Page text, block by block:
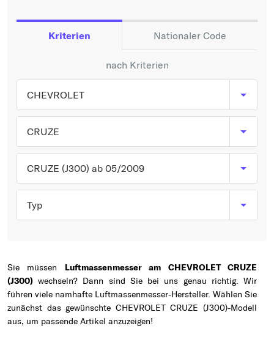
Typ wählen
Kriterien Nationaler Code
nach Kriterien
CHEVROLET
CRUZE
CRUZE (J300) ab 05/2009
Typ
Sie müssen Luftmassenmesser am CHEVROLET CRUZE
(J300) wechseln? Dann sind Sie bei uns genau richtig. Wir
führen viele namhafte Luftmassenmesser-Hersteller. Wählen Sie
zunächst das gewünschte CHEVROLET CRUZE (J300)-Modell
aus, um passende Artikel anzuzeigen!